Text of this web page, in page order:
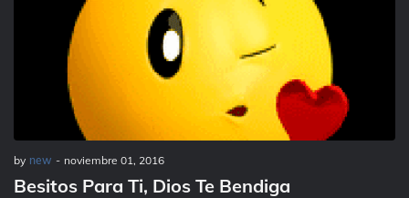
by new - noviembre 01, 2016
Besitos Para Ti, Dios Te Bendiga